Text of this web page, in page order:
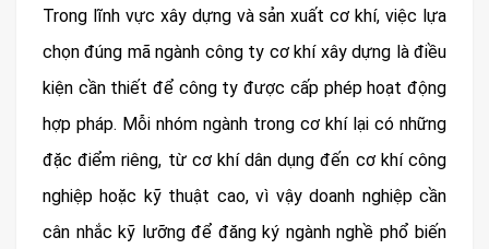
Trong lĩnh vực xây dựng và sản xuất cơ khí, việc lựa
chọn đúng mã ngành công ty cơ khí xây dựng là điều
kiện cần thiết để công ty được cấp phép hoạt động
hợp pháp. Mỗi nhóm ngành trong cơ khí lại có những
đặc điểm riêng, từ cơ khí dân dụng đến cơ khí công
nghiệp hoặc kỹ thuật cao, vì vậy doanh nghiệp cần
cân nhắc kỹ lưỡng để đăng ký ngành nghề phổ biến